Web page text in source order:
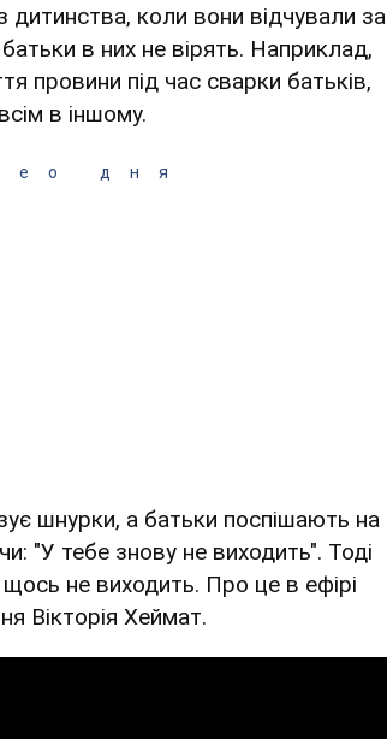
дитинства, коли вони відчували за
в них не вірять. Наприклад,
провини під час сварки батьків,
в іншому.
дня
шнурки, а батьки поспішають на
"У тебе знову не виходить". Тоді
не виходить. Про це в ефірі
Вікторія Хеймат.